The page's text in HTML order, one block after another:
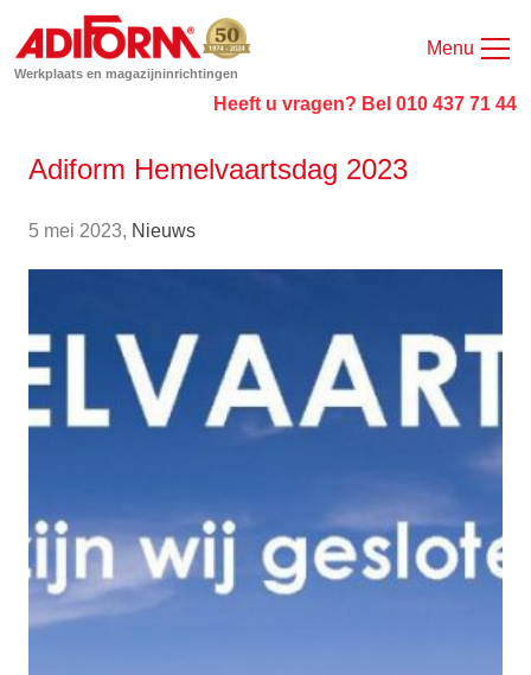
Werkplaats en magazijninrichtingen
Menu
Heeft u vragen? Bel 010 437 71 44
Adiform Hemelvaartsdag 2023
5 mei 2023, Nieuws